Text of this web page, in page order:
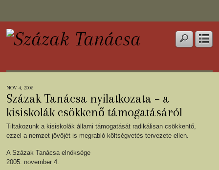
NOV 4, 2005
Százak Tanácsa nyilatkozata – a
kisiskolák csökkenő támogatásáról
Tiltakozunk a kisiskolák állami támogatását radikálisan csökkentő,
ezzel a nemzet jövőjét is megrabló költségvetés tervezete ellen.
A Százak Tanácsa elnöksége
2005. november 4.